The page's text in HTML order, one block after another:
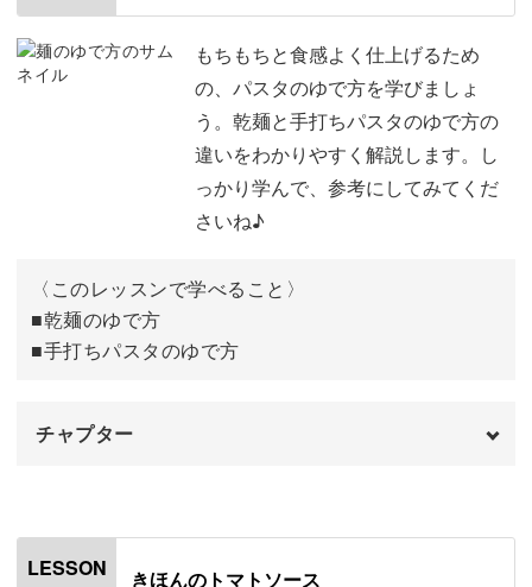
麺の太さとソースの相性について 02:07
05:32
もちもちと食感よく仕上げるため
の、パスタのゆで方を学びましょ
う。乾麺と手打ちパスタのゆで方の
違いをわかりやすく解説します。し
っかり学んで、参考にしてみてくだ
さいね♪
〈このレッスンで学べること〉
■乾麺のゆで方
■手打ちパスタのゆで方
チャプター
はじめに
LESSON
きほんのトマトソース